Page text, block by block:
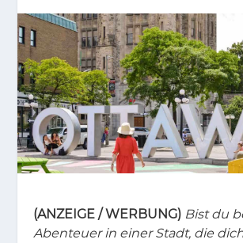
(ANZEIGE / WERBUNG) Bist du
Abenteuer in einer Stadt, die